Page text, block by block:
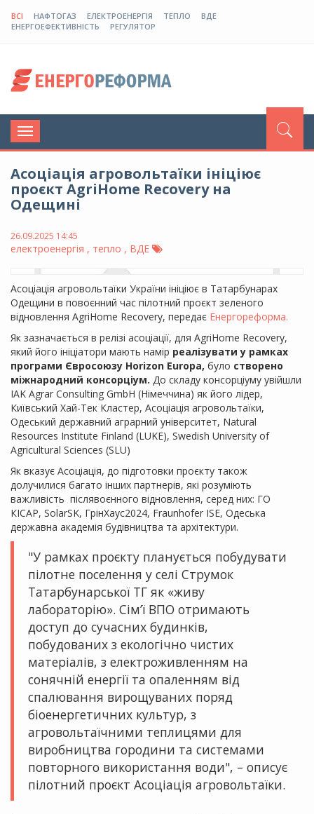
ВСІ НАФТОГАЗ ЕЛЕКТРОЕНЕРГІЯ ТЕПЛО
ВДЕ
ЕНЕРГОЕФЕКТИВНІСТЬ
РЕГУЛЯТОР
Toggle
navigation
Асоціація агровольтаїки ініціює
проєкт AgriHome Recovery на
Одещині
26.09.2025 14:45
електроенергія , тепло , ВДЕ
Асоціація агровольтаїки України ініціює в Татарбунарах
Одещини в повоєнний час пілотний проєкт зеленого
відновлення AgriHome Recovery, передає Енергореформа.
Як зазначається в релізі асоціації, для AgriHome Recovery,
який його ініціатори мають намір реалізувати у рамках
програми Євросоюзу Horizon Europa, було створено
міжнародний консорціум. До складу консорціуму увійшли
IAK Agrar Consulting GmbH (Німеччина) як його лідер,
Київський Хай-Тек Кластер, Асоціація агровольтаїки,
Одеський державний аграрний університет, Natural
Resources Institute Finland (LUKE), Swedish University of
Agricultural Sciences (SLU)
Як вказує Асоціація, до підготовки проєкту також
долучилися багато інших партнерів, які розуміють
важливість післявоєнного відновлення, серед них: ГО
КІСАР, SolarSK, ГрінХаус2024, Fraunhofer ISE, Одеська
державна академія будівництва та архітектури.
"У рамках проєкту планується побудувати
пілотне поселення у селі Струмок
Татарбунарської ТГ як «живу
лабораторію». Сім’ї ВПО отримають
доступ до сучасних будинків,
побудованих з екологічно чистих
матеріалів, з електроживленням на
сонячній енергії та опаленням від
спалювання вирощуваних поряд
біоенергетичних культур, з
агровольтаїчними теплицями для
виробництва городини та системами
повторного використання води", – описує
пілотний проєкт Асоціація агровольтаїки.